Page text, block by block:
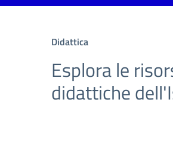
Didattica
Esplora le
didattiche